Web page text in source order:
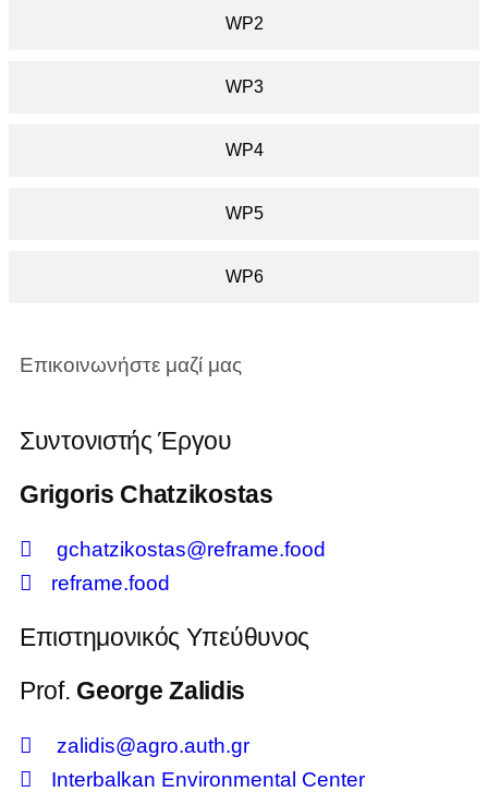
WP2
WP3
WP4
WP5
WP6
Επικοινωνήστε μαζί μας
Συντονιστής Έργου
Grigoris Chatzikostas
gchatzikostas@reframe.food
reframe.food
Επιστημονικός Υπεύθυνος
Prof. George Zalidis
zalidis@agro.auth.gr
Interbalkan Environmental Center